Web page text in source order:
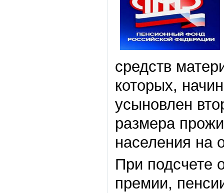
средств
которых,
усыновлен
размера
населения на
При подсчете
премии,